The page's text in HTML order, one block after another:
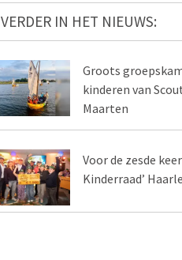
VERDER IN HET NIEUWS:
Groots
kinderen van
Maarten
Voor de zesde
Kinderraad’